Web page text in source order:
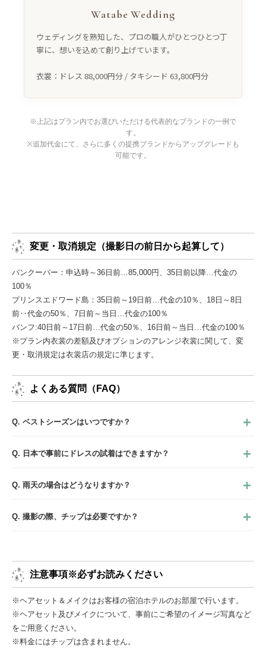
Watabe Wedding
ウェディングを熟知した、プロの職人がひとつひとつ丁
寧に、想いを込めて創り上げています。
衣裳：ドレス 88,000円分 / タキシード 63,800円分
※上記はプラン内でお選びいただける代表的なブランドの一例で
す。
※追加代金にて、さらに多くの提携ブランドからアップグレードも
可能です。
変更・取消規定（撮影日の前日から起算して）
バンクーバー：申込時～36日前…85,000円、35日前以降…代金の
100％
プリンスエドワード島：35日前～19日前…代金の10％、18日～8日
前‥代金の50％、7日前～当日…代金の100％
バンフ:40日前～17日前…代金の50％、16日前～当日…代金の100％
※プラン内衣裳の差額及びオプションのアレンジ衣裳に関して、変
更・取消規定は衣裳店の規定に準じます。
よくある質問（FAQ）
Q. ベストシーズンはいつですか？
Q. 日本で事前にドレスの試着はできますか？
Q. 雨天の場合はどうなりますか？
Q. 撮影の際、チップは必要ですか？
注意事項※必ずお読みください
※ヘアセット＆メイクはお客様の宿泊ホテルのお部屋で行います。
※ヘアセット及びメイクについて、事前にご希望のイメージ写真など
をご用意ください。
※料金にはチップは含まれません。